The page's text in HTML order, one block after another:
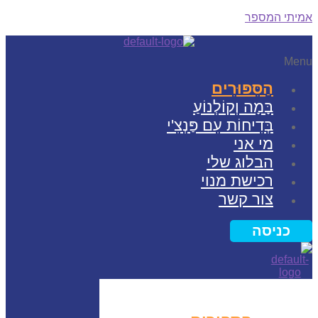
המספר
הַסִּפּוּרִים
בָּמָה וְקוֹלְנוֹעַ
בְּדִיחוֹת עִם פַּנְצִ'י
מי אני
הבלוג שלי
רכישת מנוי
צור קשר
כניסה